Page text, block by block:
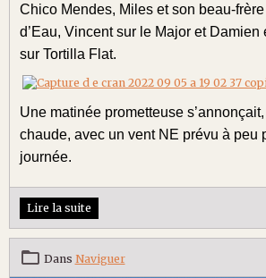
Chico Mendes, Miles et son beau-
d’Eau, Vincent sur le Major et Damien
sur Tortilla Flat.
Une matinée prometteuse
chaude, avec un vent NE prévu à peu
journée.
Lire la suite
Dans Naviguer